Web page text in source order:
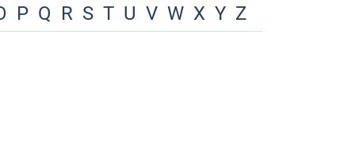
P Q R S T U V W X Y Z